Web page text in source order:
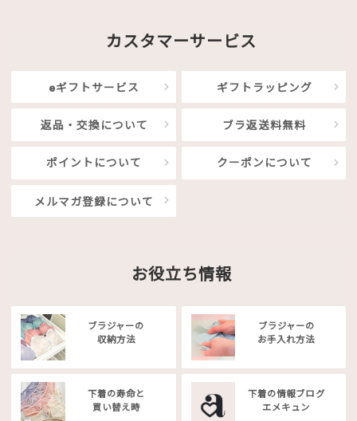
カスタマーサービス
eギフトサービス ギフトラッピング
返品・交換について ブラ返送料無料
ポイントについて クーポンについて
メルマガ登録について
お役立ち情報
ブラジャーの
収納方法
ブラジャーの
お手入れ方法
下着の寿命と
買い替え時
下着の情報ブログ
エメキュン